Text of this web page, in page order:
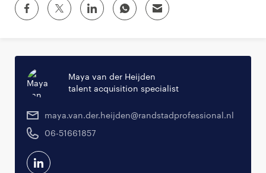
Maya van der Heijden
talent acquisition specialist
maya.van.der.heijden@randstadprofessional.nl
06-51661857